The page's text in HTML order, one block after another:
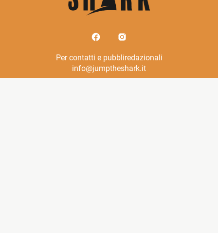
Per contatti e pubbliredazionali
info@jumptheshark.it